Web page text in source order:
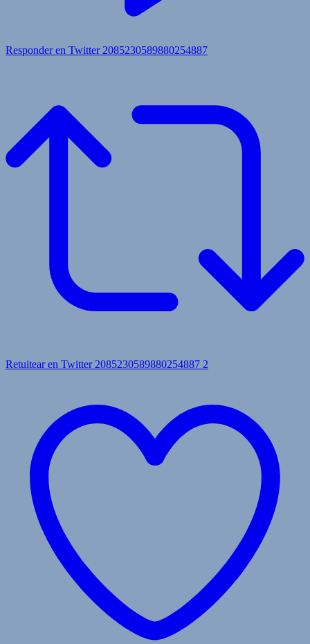
Responder en Twitter 2085230589880254887
Retuitear en Twitter 2085230589880254887 2